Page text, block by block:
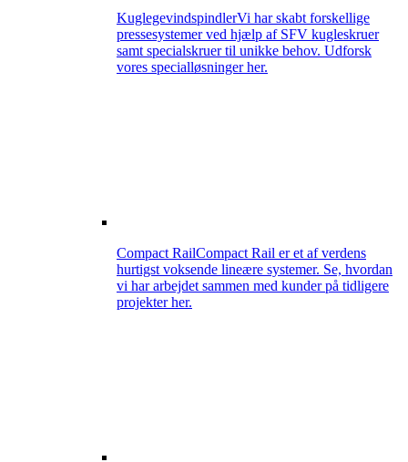
KuglegevindspindlerVi har skabt forskellige
pressesystemer ved hjælp af SFV kugleskruer
samt specialskruer til unikke behov. Udforsk
vores specialløsninger her.
Compact RailCompact Rail er et af verdens
hurtigst voksende lineære systemer. Se, hvordan
vi har arbejdet sammen med kunder på tidligere
projekter her.